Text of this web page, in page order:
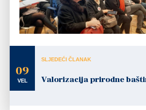
09
VEL
SLJEDEĆI ČLANAK
Valorizacija prirodne